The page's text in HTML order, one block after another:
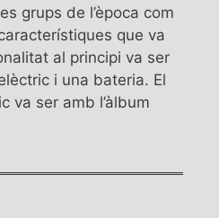
grups de l’època com
que va
al principi va ser
i una bateria. El
va ser amb l’àlbum